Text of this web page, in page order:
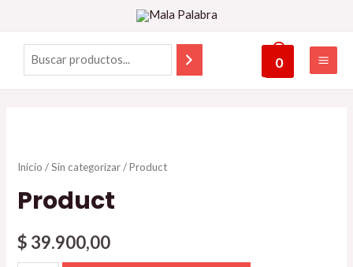
0
Inicio /Sin categorizar/ Product
Product
$ 39.900,00